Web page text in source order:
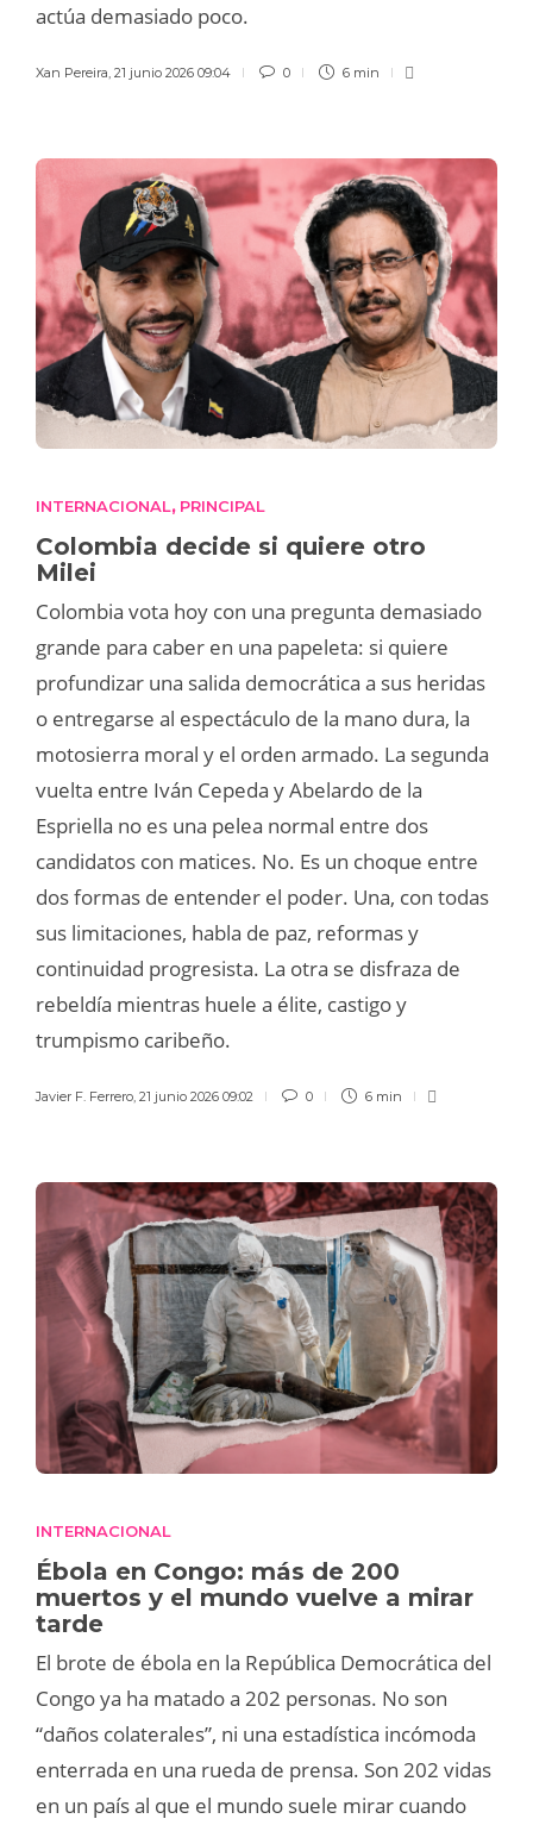
actúa demasiado poco.
Xan Pereira 21 junio 2026 09:04 0 6 min
INTERNACIONAL, PRINCIPAL
Colombia decide si quiere otro
Milei
Colombia vota hoy con una pregunta demasiado
grande para caber en una papeleta: si quiere
profundizar una salida democrática a sus heridas
o entregarse al espectáculo de la mano dura, la
motosierra moral y el orden armado. La segunda
vuelta entre Iván Cepeda y Abelardo de la
Espriella no es una pelea normal entre dos
candidatos con matices. No. Es un choque entre
dos formas de entender el poder. Una, con todas
sus limitaciones, habla de paz, reformas y
continuidad progresista. La otra se disfraza de
rebeldía mientras huele a élite, castigo y
trumpismo caribeño.
Javier F. Ferrero, 21 junio 2026 09:02 0 6 min
INTERNACIONAL
Ébola en Congo: más de 200
muertos y el mundo vuelve a mirar
tarde
El brote de ébola en la República Democrática del
Congo ya ha matado a 202 personas. No son
“daños colaterales”, ni una estadística incómoda
enterrada en una rueda de prensa. Son 202 vidas
en un país al que el mundo suele mirar cuando